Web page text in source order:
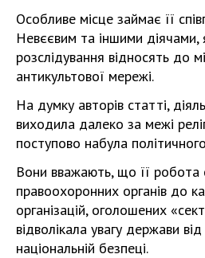
Особливе місце займає її
Невєєвим та іншими діячами,
розслідування відносять до
антикультової мережі.
На думку авторів статті,
виходила далеко за межі
поступово набула
Вони вважають, що її робота
правоохоронних органів до
організацій, оголошених
відволікала увагу держави
національній безпеці.